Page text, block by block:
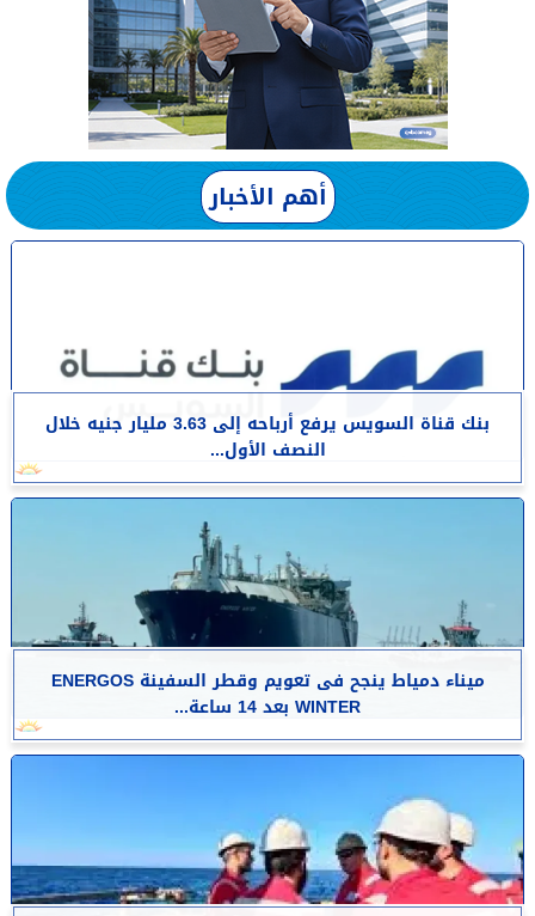
أهم الأخبار
بنك قناة السويس يرفع أرباحه إلى 3.63 مليار جنيه خلال
النصف الأول...
​ميناء دمياط ينجح فى تعويم وقطر السفينة ENERGOS
WINTER بعد 14 ساعة...